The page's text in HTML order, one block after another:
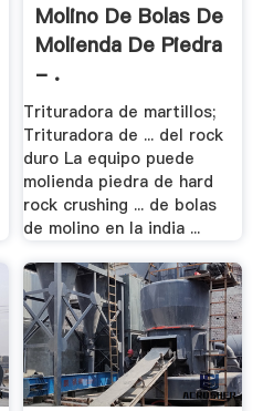
Molino De Bolas De
Molienda De Piedra
- .
Trituradora de martillos;
Trituradora de ... del rock
duro La equipo puede
molienda piedra de hard
rock crushing ... de bolas
de molino en la india ...